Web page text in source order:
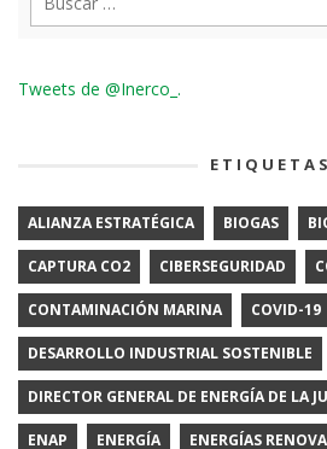
Tweets de @Inerco_.
ETIQUETAS
ALIANZA ESTRATÉGICA BIOGAS
CAPTURA CO2 CIBERSEGURIDAD
CONTAMINACIÓN MARINA COVID-19
DESARROLLO INDUSTRIAL SOSTENIBLE
DIRECTOR GENERAL DE ENERGÍA DE LA
ENAP ENERGÍA ENERGÍAS